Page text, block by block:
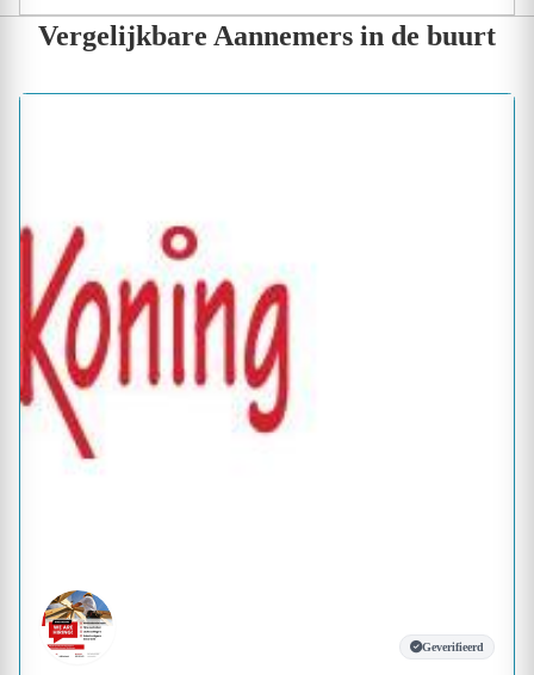
Vergelijkbare Aannemers in de buurt
Geverifieerd